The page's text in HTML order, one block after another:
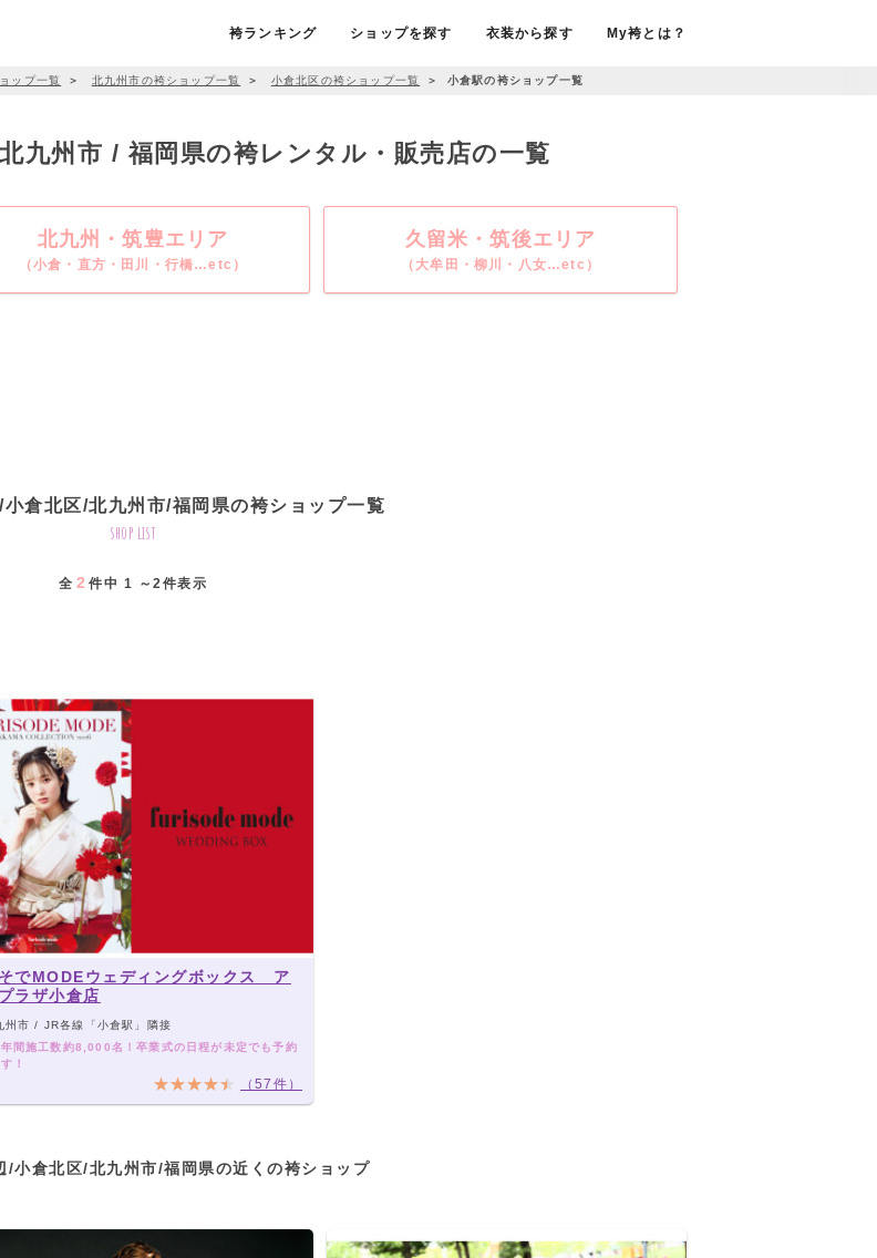
袴ランキング ショップを探す 衣装から探す My袴とは？
ップ一覧 ＞ 北九州市の袴ショップ一覧 ＞ 小倉北区の袴ショップ一覧 ＞ 小倉駅の袴ショップ一覧
九州市 / 福岡県の袴レンタル・販売店の一覧
北九州・筑豊エリア
（小倉・直方・田川・行橋…etc）
久留米・筑後エリア
（大牟田・柳川・八女…etc）
倉北区/北九州市/福岡県の袴ショップ一覧
shop list
全 2 件中 1 ～2件表示
でMODEウェディングボックス ア
ラザ小倉店
州市 / JR各線「小倉駅」隣接
間施工数約8,000名！卒業式の日程が未定でも予約
！
（57件）
/小倉北区/北九州市/福岡県の近くの袴ショップ